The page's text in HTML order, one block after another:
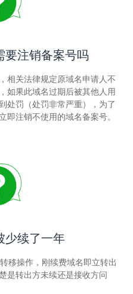
要注销备案号吗
相关法律规定原域名申请人不
如果此域名过期后被其他人用
处罚（处罚非常严重），为了
注销不使用的域名备案号。
少续了一年
移操作，刚续费域名即立转出
是转出方未续还是接收方问